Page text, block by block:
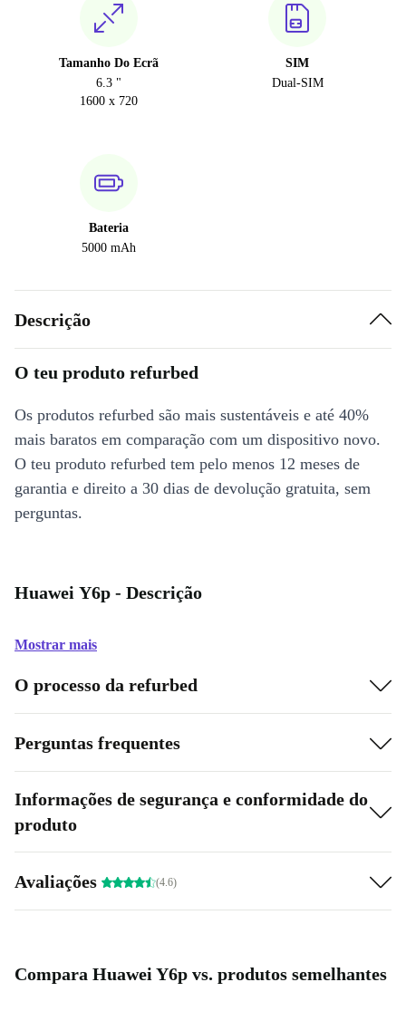
Tamanho Do Ecrã
6.3 "
1600 x 720
SIM
Dual-SIM
Bateria
5000 mAh
Descrição
O teu produto refurbed
Os produtos refurbed são mais sustentáveis e até 40%
mais baratos em comparação com um dispositivo novo.
O teu produto refurbed tem pelo menos 12 meses de
garantia e direito a 30 dias de devolução gratuita, sem
perguntas.
Huawei Y6p - Descrição
Mostrar mais
O processo da refurbed
Perguntas frequentes
Informações de segurança e conformidade do
produto
Avaliações (4.6)
Compara Huawei Y6p vs. produtos semelhantes